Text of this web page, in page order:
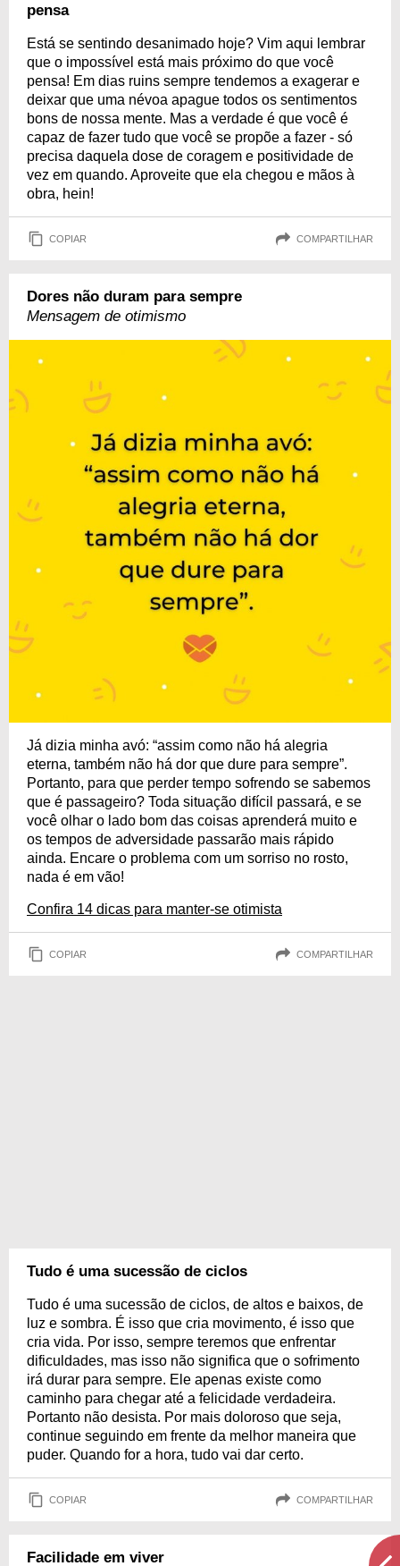
pensa
Está se sentindo desanimado hoje? Vim aqui lembrar
que o impossível está mais próximo do que você
pensa! Em dias ruins sempre tendemos a exagerar e
deixar que uma névoa apague todos os sentimentos
bons de nossa mente. Mas a verdade é que você é
capaz de fazer tudo que você se propõe a fazer - só
precisa daquela dose de coragem e positividade de
vez em quando. Aproveite que ela chegou e mãos à
obra, hein!
COPIAR COMPARTILHAR
Dores não duram para sempre
Mensagem de otimismo
Já dizia minha avó: “assim como não há alegria
eterna, também não há dor que dure para sempre”.
Portanto, para que perder tempo sofrendo se sabemos
que é passageiro? Toda situação difícil passará, e se
você olhar o lado bom das coisas aprenderá muito e
os tempos de adversidade passarão mais rápido
ainda. Encare o problema com um sorriso no rosto,
nada é em vão!
Confira 14 dicas para manter-se otimista
COPIAR COMPARTILHAR
Tudo é uma sucessão de ciclos
Tudo é uma sucessão de ciclos, de altos e baixos, de
luz e sombra. É isso que cria movimento, é isso que
cria vida. Por isso, sempre teremos que enfrentar
dificuldades, mas isso não significa que o sofrimento
irá durar para sempre. Ele apenas existe como
caminho para chegar até a felicidade verdadeira.
Portanto não desista. Por mais doloroso que seja,
continue seguindo em frente da melhor maneira que
puder. Quando for a hora, tudo vai dar certo.
COPIAR COMPARTILHAR
Facilidade em viver